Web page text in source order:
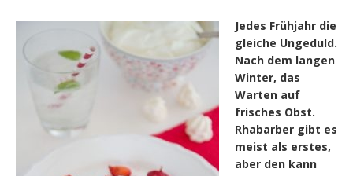
Jedes Frühjahr die
gleiche Ungeduld.
Nach dem langen
Winter, das
Warten auf
frisches Obst.
Rhabarber gibt es
meist als erstes,
aber den kann